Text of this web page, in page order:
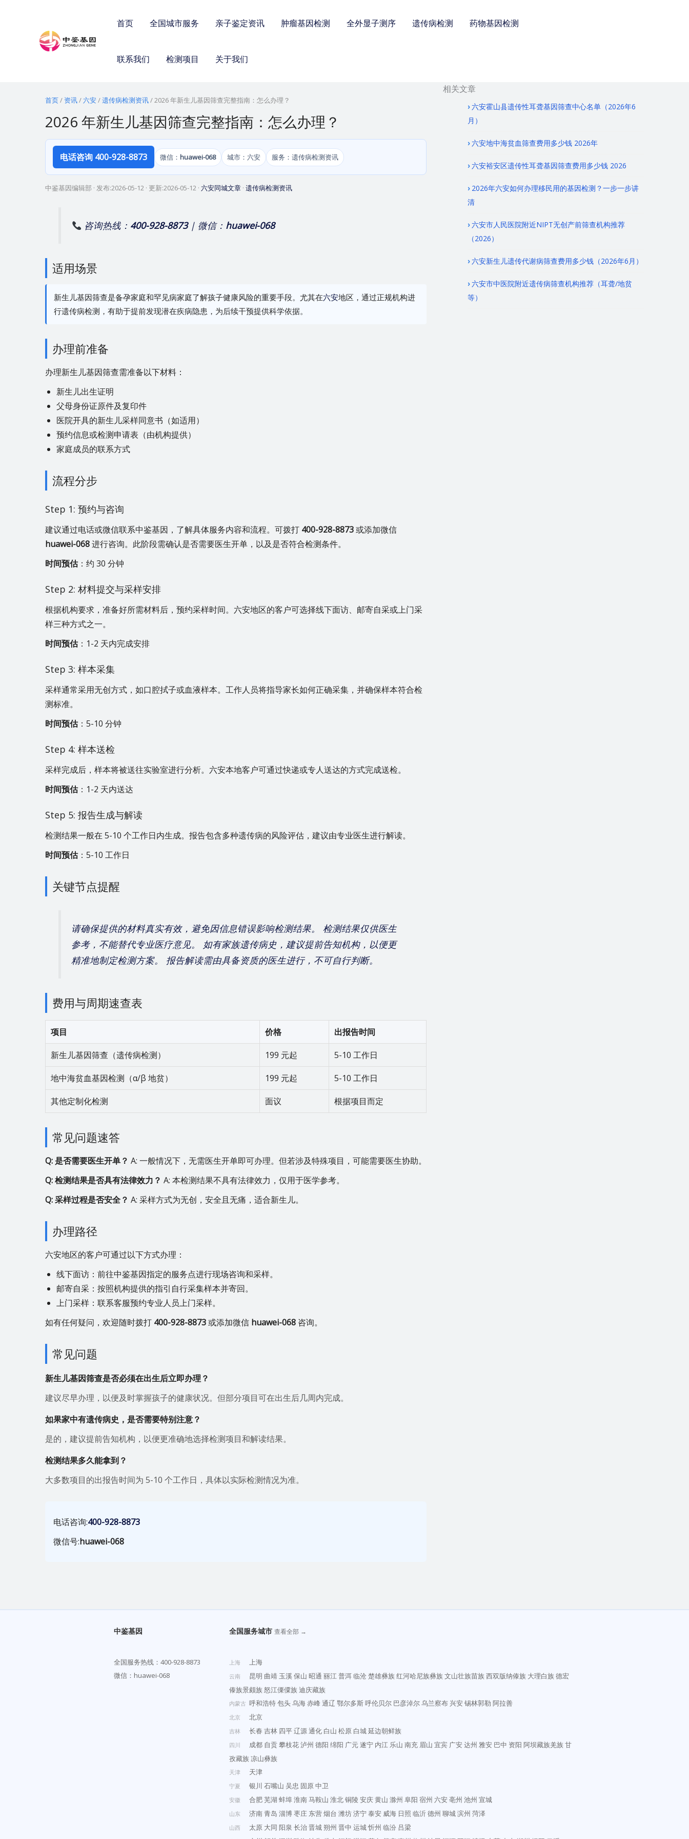
首页 全国城市服务 亲子鉴定资讯 肿瘤基因检测 全外显子测序 遗传病检测 药物基因检测
联系我们 检测项目 关于我们
首页/ 资讯/六安/遗传病检测资讯/2026 年新生儿基因筛查完整指南：怎么办理？
2026 年新生儿基因筛查完整指南：怎么办理？
电话咨询 400-928-8873 微信： huawei-068 城市：六安 服务：遗传病检测资讯
中鉴基因编辑部 · 发布:2026-05-12 · 更新:2026-05-12 · 六安同城文章 · 遗传病检测资讯
咨询热线： 400-928-8873| 微信： huawei-068
适用场景
新生儿基因筛查是备孕家庭和罕见病家庭了解孩子健康风险的重要手段。尤其在六安地区，通过正规机构进
行遗传病检测，有助于提前发现潜在疾病隐患，为后续干预提供科学依据。
办理前准备
办理新生儿基因筛查需准备以下材料：
新生儿出生证明
父母身份证原件及复印件
医院开具的新生儿采样同意书（如适用）
预约信息或检测申请表（由机构提供）
家庭成员的联系方式
流程分步
Step 1: 预约与咨询
建议通过电话或微信联系中鉴基因，了解具体服务内容和流程。可拨打 400-928-8873或添加微信
huawei-068进行咨询。此阶段需确认是否需要医生开单，以及是否符合检测条件。
时间预估：约 30 分钟
Step 2: 材料提交与采样安排
根据机构要求，准备好所需材料后，预约采样时间。六安地区的客户可选择线下面访、邮寄自采或上门采
样三种方式之一。
时间预估：1-2 天内完成安排
Step 3: 样本采集
采样通常采用无创方式，如口腔拭子或血液样本。工作人员将指导家长如何正确采集，并确保样本符合检
测标准。
时间预估：5-10 分钟
Step 4: 样本送检
采样完成后，样本将被送往实验室进行分析。六安本地客户可通过快递或专人送达的方式完成送检。
时间预估：1-2 天内送达
Step 5: 报告生成与解读
检测结果一般在 5-10 个工作日内生成。报告包含多种遗传病的风险评估，建议由专业医生进行解读。
时间预估：5-10 工作日
关键节点提醒
请确保提供的材料真实有效，避免因信息错误影响检测结果。 检测结果仅供医生
参考，不能替代专业医疗意见。 如有家族遗传病史，建议提前告知机构，以便更
精准地制定检测方案。 报告解读需由具备资质的医生进行，不可自行判断。
费用与周期速查表
项目 价格 出报告时间
新生儿基因筛查（遗传病检测） 199 元起 5-10 工作日
地中海贫血基因检测（α/β 地贫） 199 元起 5-10 工作日
其他定制化检测 面议 根据项目而定
常见问题速答
Q: 是否需要医生开单？ A: 一般情况下，无需医生开单即可办理。但若涉及特殊项目，可能需要医生协助。
Q: 检测结果是否具有法律效力？ A: 本检测结果不具有法律效力，仅用于医学参考。
Q: 采样过程是否安全？ A: 采样方式为无创，安全且无痛，适合新生儿。
办理路径
六安地区的客户可通过以下方式办理：
线下面访：前往中鉴基因指定的服务点进行现场咨询和采样。
邮寄自采：按照机构提供的指引自行采集样本并寄回。
上门采样：联系客服预约专业人员上门采样。
如有任何疑问，欢迎随时拨打 400-928-8873或添加微信 huawei-068 咨询。
常见问题
新生儿基因筛查是否必须在出生后立即办理？
建议尽早办理，以便及时掌握孩子的健康状况。但部分项目可在出生后几周内完成。
如果家中有遗传病史，是否需要特别注意？
是的，建议提前告知机构，以便更准确地选择检测项目和解读结果。
检测结果多久能拿到？
大多数项目的出报告时间为 5-10 个工作日，具体以实际检测情况为准。
电话咨询:400-928-8873
微信号:huawei-068
相关文章
六安霍山县遗传性耳聋基因筛查中心名单（2026年6
月）
六安地中海贫血筛查费用多少钱 2026年
六安裕安区遗传性耳聋基因筛查费用多少钱 2026
2026年六安如何办理移民用的基因检测？一步一步讲
清
六安市人民医院附近NIPT无创产前筛查机构推荐
（2026）
六安新生儿遗传代谢病筛查费用多少钱（2026年6月）
六安市中医院附近遗传病筛查机构推荐（耳聋/地贫
等）
中鉴基因
全国服务热线： 400-928-8873
微信：huawei-068
全国服务城市 查看全部 →
上海 上海
云南 昆明 曲靖 玉溪保山 昭通 丽江普洱临沧楚雄彝族红河哈尼族彝族文山壮族苗族西双版纳傣族 大理白族德宏
傣族景颇族怒江傈僳族迪庆藏族
内蒙古 呼和浩特包头乌海赤峰通辽 鄂尔多斯呼伦贝尔 巴彦淖尔乌兰察布 兴安锡林郭勒 阿拉善
北京 北京
吉林 长春 吉林 四平辽源通化 白山 松原 白城延边朝鲜族
四川 成都 自贡攀枝花泸州 德阳 绵阳 广元遂宁 内江 乐山 南充 眉山 宜宾 广安达州 雅安 巴中 资阳 阿坝藏族羌族甘
孜藏族凉山彝族
天津 天津
宁夏 银川 石嘴山 吴忠 固原中卫
安徽 合肥芜湖 蚌埠淮南马鞍山 淮北铜陵 安庆黄山 滁州 阜阳 宿州 六安亳州 池州 宣城
山东 济南青岛 淄博枣庄 东营烟台 潍坊济宁泰安 威海 日照 临沂德州 聊城滨州 菏泽
山西 太原 大同 阳泉 长治晋城朔州 晋中 运城忻州 临汾 吕梁